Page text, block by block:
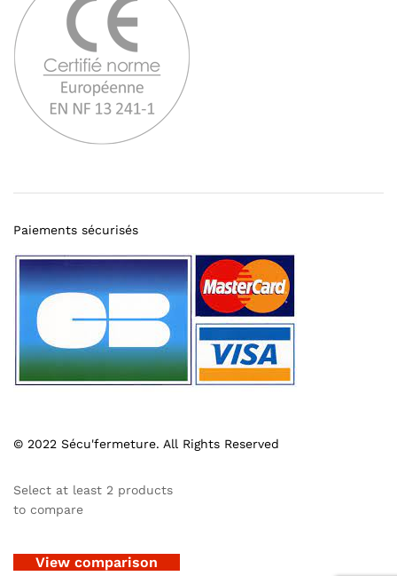
© 2022 Sécu'fermeture. All Rights Reserved
Paiements sécurisés
Select at least 2 products
to compare
View comparison